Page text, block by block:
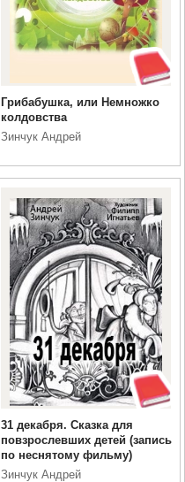
Грибабушка, или Немножко
колдовства
Зинчук Андрей
31 декабря. Сказка для
повзрослевших детей (запись
по неснятому фильму)
Зинчук Андрей